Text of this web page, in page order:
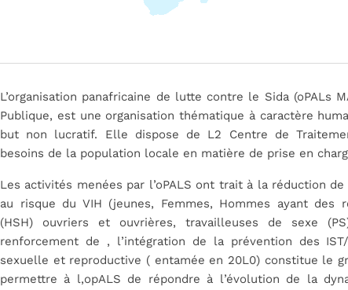
L’organisation panafricaine de lutte contre le Sida (oPALs
Publique, est une organisation thématique à caractère
but non lucratif. Elle dispose de L2 Centre de
besoins de la population locale en matière de prise en
Les activités menées par l’oPALS ont trait à la réduction de
au risque du VIH (jeunes, Femmes, Hommes ayant des
(HSH) ouvriers et ouvrières, travailleuses de sexe
renforcement de , l’intégration de la prévention des
sexuelle et reproductive ( entamée en 20L0) constitue le
permettre à l,opALS de répondre à l’évolution de la